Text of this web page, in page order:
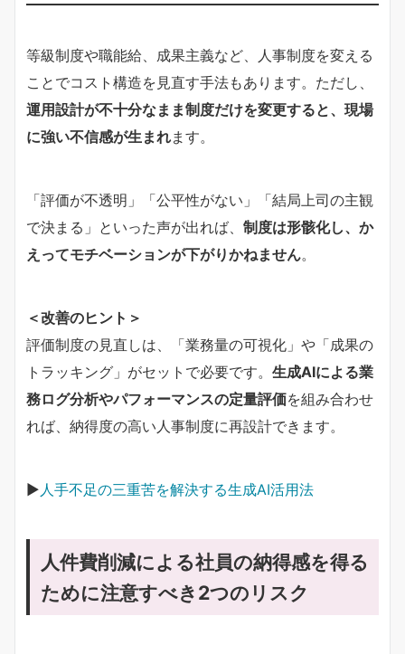
等級制度や職能給、成果主義など、人事制度を変える
ことでコスト構造を見直す手法もあります。ただし、
運用設計が不十分なまま制度だけを変更すると、現場
に強い不信感が生まれます。
「評価が不透明」「公平性がない」「結局上司の主観
で決まる」といった声が出れば、 制度は形骸化し、か
えってモチベーションが下がりかねません。
＜改善のヒント＞
評価制度の見直しは、「業務量の可視化」や「成果の
トラッキング」がセットで必要です。 生成AIによる業
務ログ分析やパフォーマンスの定量評価を組み合わせ
れば、納得度の高い人事制度に再設計できます。
▶︎ 人手不足の三重苦を解決する生成AI活用法
人件費削減による社員の納得感を得る
ために注意すべき2つのリスク